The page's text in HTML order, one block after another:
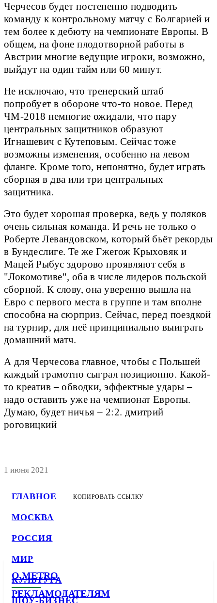
ГЛАВНОЕ
МОСКВА
РОССИЯ
МИР
КУЛЬТУРА
ШОУ-БИЗНЕС
Черчесов будет постепенно подводить
команду к контрольному матчу с Болгарией и
тем более к дебюту на чемпионате Европы. В
общем, на фоне плодотворной работы в
Австрии многие ведущие игроки, возможно,
выйдут на один тайм или 60 минут.
Не исключаю, что тренерский штаб
попробует в обороне что-то новое. Перед
ЧМ-2018 немногие ожидали, что пару
центральных защитников образуют
Игнашевич с Кутеповым. Сейчас тоже
возможны изменения, особенно на левом
фланге. Кроме того, непонятно, будет играть
сборная в два или три центральных
защитника.
Это будет хорошая проверка, ведь у поляков
очень сильная команда. И речь не только о
Роберте Левандовском, который бьёт рекорды
в Бундеслиге. Те же Гжегож Крыховяк и
Мацей Рыбус здорово проявляют себя в
"Локомотиве", оба в числе лидеров польской
сборной. К слову, она уверенно вышла на
Евро с первого места в группе и там вполне
способна на сюрприз. Сейчас, перед поездкой
на турнир, для неё принципиально выиграть
домашний матч.
А для Черчесова главное, чтобы с Польшей
каждый грамотно сыграл позиционно. Какой-
то креатив – обводки, эффектные удары –
надо оставить уже на чемпионат Европы.
Думаю, будет ничья – 2:2. дмитрий
роговицкий
1 июня 2021
КОПИРОВАТЬ ССЫЛКУ
О METRO
РЕКЛАМОДАТЕЛЯМ